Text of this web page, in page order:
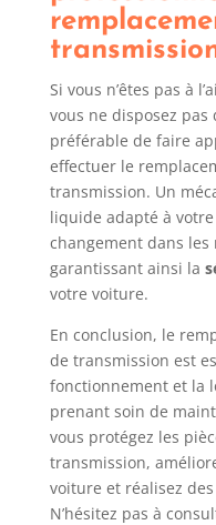
Si vous n’êtes pas à
vous ne disposez
préférable de faire
effectuer le
transmission. Un
liquide adapté à
changement dans
garantissant ainsi la
votre voiture.
En conclusion, le
de transmission est
fonctionnement et la
prenant soin de
vous protégez les
transmission,
voiture et réalisez
N’hésitez pas à